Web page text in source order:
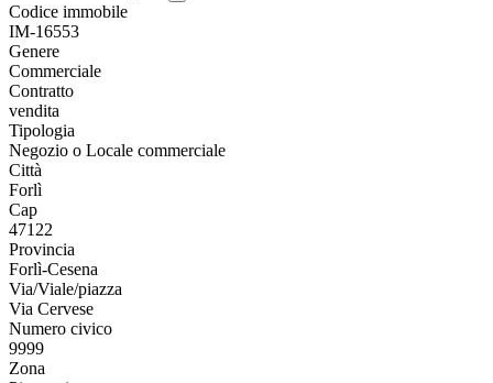
Codice immobile
IM-16553
Genere
Commerciale
Contratto
vendita
Tipologia
Negozio o Locale commerciale
Città
Forlì
Cap
47122
Provincia
Forlì-Cesena
Via/Viale/piazza
Via Cervese
Numero civico
9999
Zona